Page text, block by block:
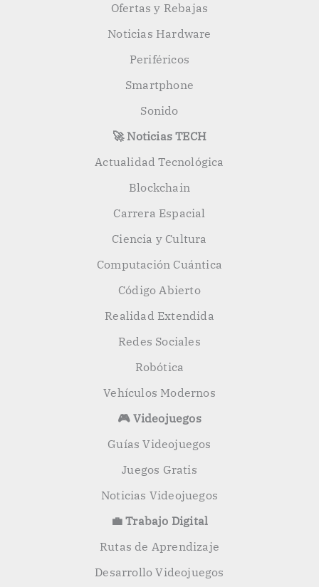
Ofertas y Rebajas
Noticias Hardware
Periféricos
Smartphone
Sonido
🚀 Noticias TECH
Actualidad Tecnológica
Blockchain
Carrera Espacial
Ciencia y Cultura
Computación Cuántica
Código Abierto
Realidad Extendida
Redes Sociales
Robótica
Vehículos Modernos
🎮 Videojuegos
Guías Videojuegos
Juegos Gratis
Noticias Videojuegos
💼 Trabajo Digital
Rutas de Aprendizaje
Desarrollo Videojuegos